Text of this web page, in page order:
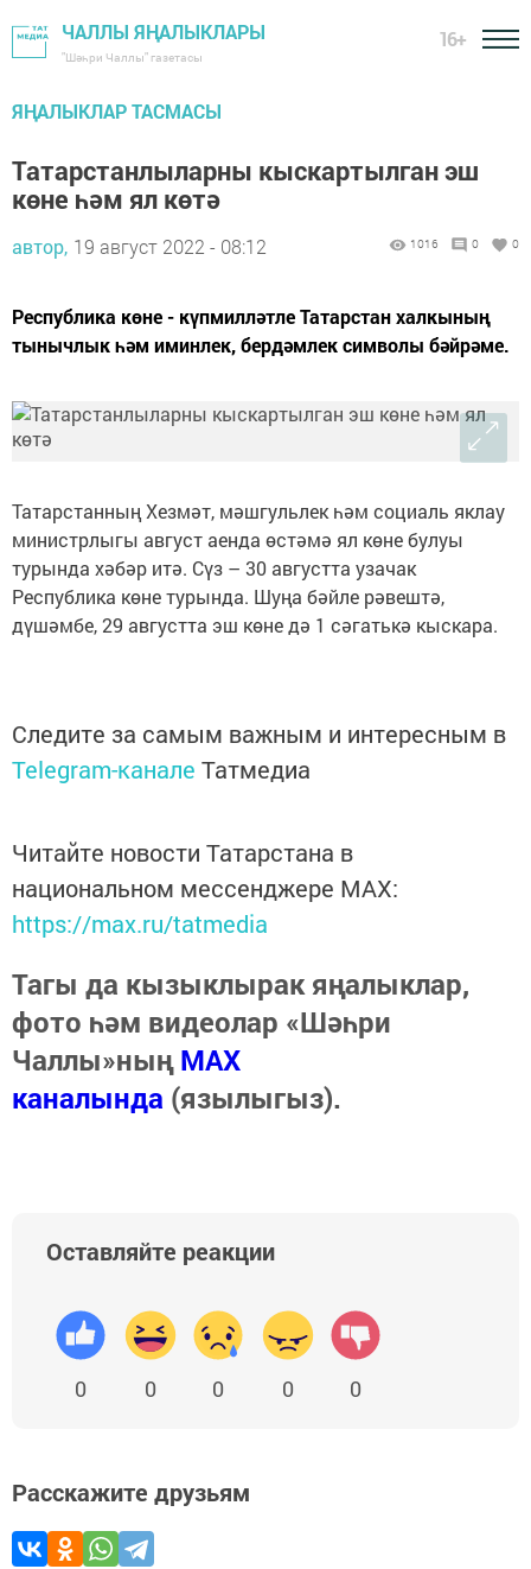
ЧАЛЛЫ ЯҢАЛЫКЛАРЫ
"Шәһри Чаллы" газетасы
16+
ЯҢАЛЫКЛАР ТАСМАСЫ
Татарстанлыларны кыскартылган эш
көне һәм ял көтә
автор, 19 август 2022 - 08:12 1016 0 0
Республика көне - күпмилләтле Татарстан халкының
тынычлык һәм иминлек, бердәмлек символы бәйрәме.
Татарстанның Хезмәт, мәшгульлек һәм социаль яклау
министрлыгы август аенда өстәмә ял көне булуы
турында хәбәр итә. Сүз – 30 августта узачак
Республика көне турында. Шуңа бәйле рәвештә,
дүшәмбе, 29 августта эш көне дә 1 сәгатькә кыскара.
Следите за самым важным и интересным в
Telegram-канале Татмедиа
Читайте новости Татарстана в
национальном мессенджере MАХ:
https://max.ru/tatmedia
Тагы да кызыклырак яңалыклар,
фото һәм видеолар «Шәһри
Чаллы»ныңMAX
каналында (язылыгыз).
Оставляйте реакции
0 0 0 0 0
Расскажите друзьям